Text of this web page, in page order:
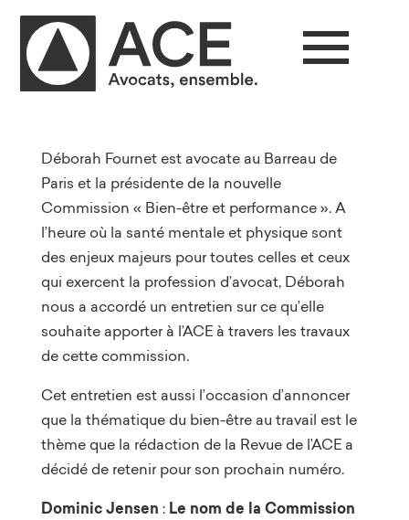
Déborah Fournet est avocate au Barreau de
Paris et la présidente de la nouvelle
Commission « Bien-être et performance ». A
l’heure où la santé mentale et physique sont
des enjeux majeurs pour toutes celles et ceux
qui exercent la profession d’avocat, Déborah
nous a accordé un entretien sur ce qu’elle
souhaite apporter à l’ACE à travers les travaux
de cette commission.
Cet entretien est aussi l’occasion d’annoncer
que la thématique du bien-être au travail est le
thème que la rédaction de la Revue de l’ACE a
décidé de retenir pour son prochain numéro.
Dominic Jensen : Le nom de la Commission